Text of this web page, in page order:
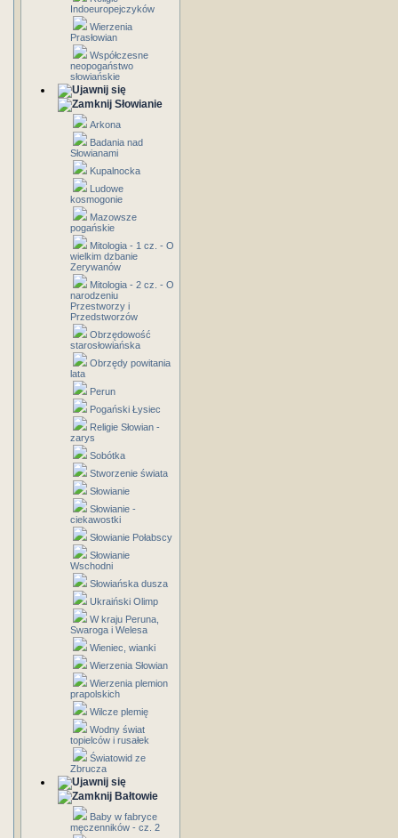
Indoeuropejczyków
Wierzenia
Prasłowian
Współczesne
neopogaństwo
słowiańskie
Słowianie
Arkona
Badania nad
Słowianami
Kupalnocka
Ludowe
kosmogonie
Mazowsze
pogańskie
Mitologia - 1 cz. - O
wielkim dzbanie
Zerywanów
Mitologia - 2 cz. - O
narodzeniu
Przestworzy i
Przedstworzów
Obrzędowość
starosłowiańska
Obrzędy powitania
lata
Perun
Pogański Łysiec
Religie Słowian -
zarys
Sobótka
Stworzenie świata
Słowianie
Słowianie -
ciekawostki
Słowianie Połabscy
Słowianie
Wschodni
Słowiańska dusza
Ukraiński Olimp
W kraju Peruna,
Swaroga i Welesa
Wieniec, wianki
Wierzenia Słowian
Wierzenia plemion
prapolskich
Wilcze plemię
Wodny świat
topielców i rusałek
Światowid ze
Zbrucza
Bałtowie
Baby w fabryce
męczenników - cz. 2